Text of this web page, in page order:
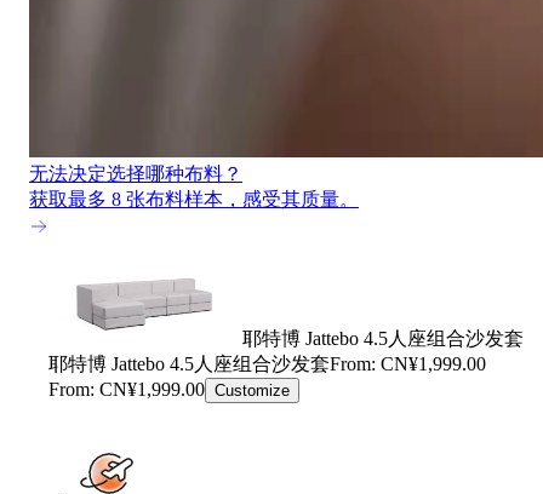
无法决定选择哪种布料？
获取最多 8 张布料样本，感受其质量。
耶特博 Jattebo 4.5人座组合沙发套
耶特博 Jattebo 4.5人座组合沙发套From: CN¥1,999.00
From: CN¥1,999.00 Customize